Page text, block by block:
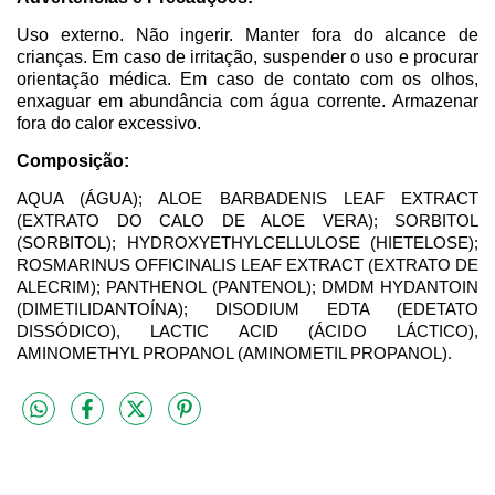
Uso externo. Não ingerir. Manter fora do alcance de
crianças. Em caso de irritação, suspender o uso e procurar
orientação médica. Em caso de contato com os olhos,
enxaguar em abundância com água corrente. Armazenar
fora do calor excessivo.
Composição:
AQUA (ÁGUA);ALOE BARBADENIS LEAF EXTRACT
(EXTRATO DO CALO DE ALOE VERA); SORBITOL
(SORBITOL); HYDROXYETHYLCELLULOSE (HIETELOSE);
ROSMARINUS OFFICINALIS LEAF EXTRACT (EXTRATO DE
ALECRIM); PANTHENOL (PANTENOL); DMDM HYDANTOIN
(DIMETILIDANTOÍNA);
DISODIUM EDTA (EDETATO
DISSÓDICO),
LACTIC ACID (ÁCIDO LÁCTICO),
AMINOMETHYL PROPANOL (AMINOMETIL PROPANOL).